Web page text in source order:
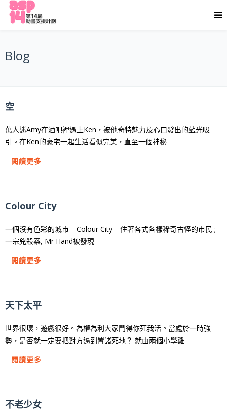
Blog
空
萬人迷Amy在酒吧裡遇上Ken，被他奇特魅力及心口發出的藍光吸
引。在Ken的豪宅一起生活看似完美，直至一個神秘
閱讀更多
Colour City
一個沒有色彩的城市—Colour City—住著各式各樣稀奇古怪的市民 ;
一宗兇殺案, Mr Hand被發現
閱讀更多
天下太平
世界很壞，遊戲很好。為權為利大家鬥得你死我活。當處於一時強
勢，是否就一定要把對方逼到置諸死地？ 就由兩個小學雞
閱讀更多
不老少女